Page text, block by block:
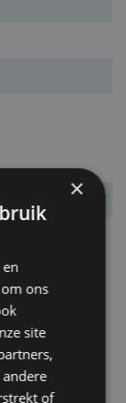
×
ons
site
of